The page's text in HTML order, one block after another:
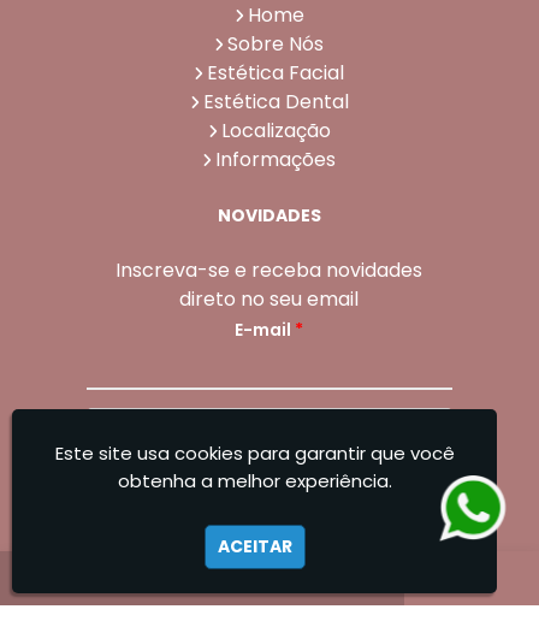
Home
Sobre Nós
Estética Facial
Estética Dental
Localização
Informações
NOVIDADES
Inscreva-se e receba novidades
direto no seu email
E-mail *
Sangoleti Odontologia - Estética Dental e
Este site usa cookies para garantir que você
obtenha a melhor experiência.
ACEITAR